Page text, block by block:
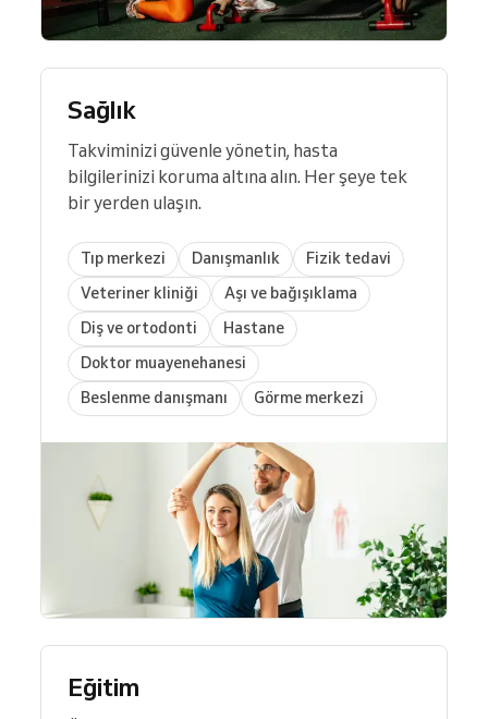
Sağlık
Takviminizi güvenle yönetin, hasta
bilgilerinizi koruma altına alın. Her şeye tek
bir yerden ulaşın.
Tıp merkezi Danışmanlık
Fizik tedavi
Veteriner kliniği
Aşı ve bağışıklama
Diş ve ortodonti
Hastane
Doktor muayenehanesi
Beslenme danışmanı
Görme merkezi
Eğitim